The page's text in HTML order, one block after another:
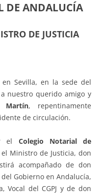
DE ANDALUCÍA
DE JUSTICIA
Sevilla, en la sede del
nuestro querido amigo y
Martín, repentinamente
de circulación.
el Colegio Notarial de
Ministro de Justicia, don
acompañado de don
Gobierno en Andalucía,
Vocal del CGPJ y de don